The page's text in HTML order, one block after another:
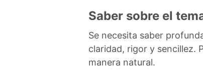
Saber sobre el
Se necesita saber
claridad, rigor y sencillez.
manera natural.